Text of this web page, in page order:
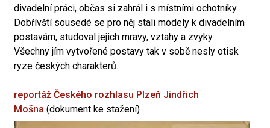
divadelní práci, občas si zahrál i s místními ochotníky.
Dobřívští sousedé se pro něj stali modely k divadelním
postavám, studoval jejich mravy, vztahy a zvyky.
Všechny jím vytvořené postavy tak v sobě nesly otisk
ryze českých charakterů.
reportáž Českého rozhlasu Plzeň Jindřich
Mošna (dokument ke stažení)